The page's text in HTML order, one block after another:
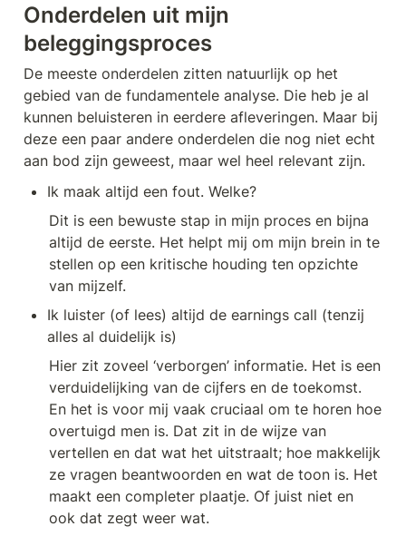
Onderdelen uit mijn
beleggingsproces
De meeste onderdelen zitten natuurlijk op het
gebied van de fundamentele analyse. Die heb je al
kunnen beluisteren in eerdere afleveringen. Maar bij
deze een paar andere onderdelen die nog niet echt
aan bod zijn geweest, maar wel heel relevant zijn.
Ik maak altijd een fout. Welke?
Dit is een bewuste stap in mijn proces en bijna
altijd de eerste. Het helpt mij om mijn brein in te
stellen op een kritische houding ten opzichte
van mijzelf.
Ik luister (of lees) altijd de earnings call (tenzij
alles al duidelijk is)
Hier zit zoveel ‘verborgen’ informatie. Het is een
verduidelijking van de cijfers en de toekomst.
En het is voor mij vaak cruciaal om te horen hoe
overtuigd men is. Dat zit in de wijze van
vertellen en dat wat het uitstraalt; hoe makkelijk
ze vragen beantwoorden en wat de toon is. Het
maakt een completer plaatje. Of juist niet en
ook dat zegt weer wat.